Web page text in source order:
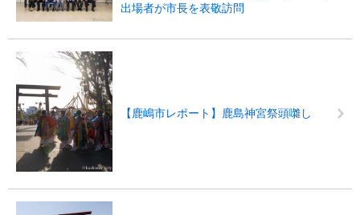
出場者が市長を表敬訪問
【鹿嶋市レポート】鹿島神宮祭頭囃し